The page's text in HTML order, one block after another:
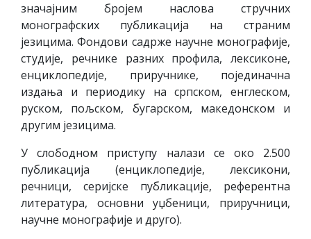
значајним бројем наслова стручних
монографских публикација на страним
језицима. Фондови садрже научне монографије,
студије, речнике разних профила, лексиконе,
енциклопедије, приручнике, појединачна
издања и периодику на српском, енглеском,
руском, пољском, бугарском, македонском и
другим језицима.
У слободном приступу налази се око 2.500
публикација (енциклопедије, лексикони,
речници, серијске публикације, референтна
литература, основни уџбеници, приручници,
научне монографије и друго).